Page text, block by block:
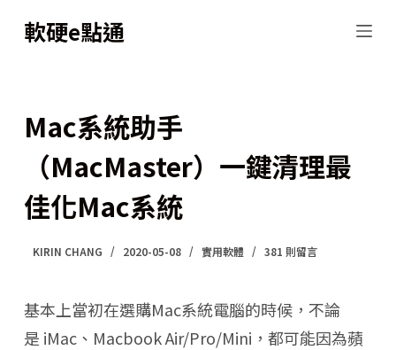
跳
內
軟硬e點通
Mac系統助手
（MacMaster）一鍵清理最
佳化Mac系統
KIRIN CHANG 2020-05-08 實用軟體 381 則留言
基本上當初在選購Mac系統電腦的時候，不論
是 iMac、Macbook Air/Pro/Mini，都可能因為蘋